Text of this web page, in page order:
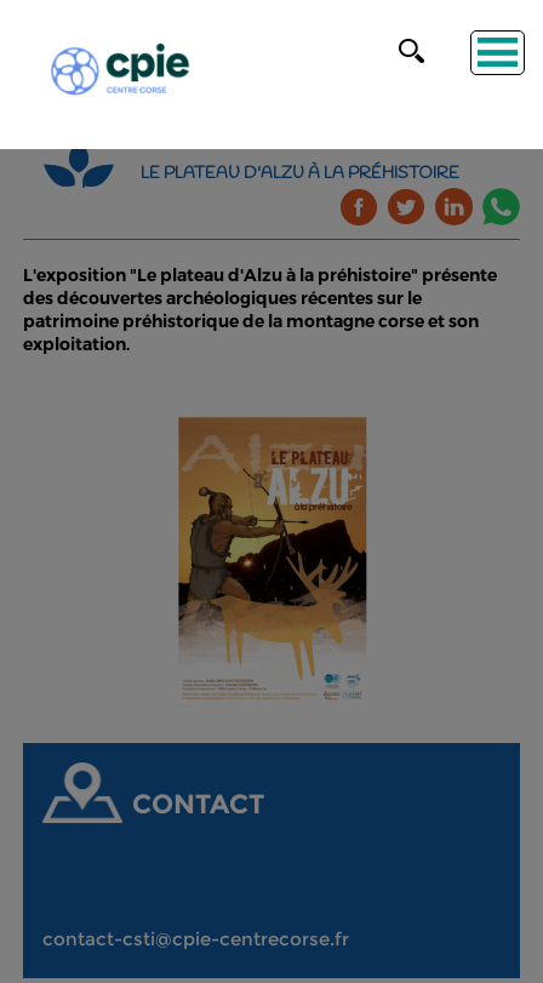
LE PLATEAU D'ALZU À LA PRÉHISTOIRE
L'exposition "Le plateau d'Alzu à la préhistoire" présente
des découvertes archéologiques récentes sur le
patrimoine préhistorique de la montagne corse et son
exploitation.
CONTACT
contact-csti@cpie-centrecorse.fr